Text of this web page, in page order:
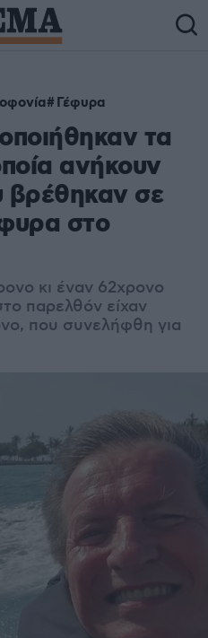
Γέφυρα
τα
ανήκουν
βρέθηκαν σε
στο
κι έναν 62χρονο
παρελθόν είχαν
που συνελήφθη για